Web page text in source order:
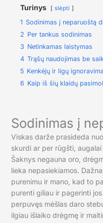
Turinys slėpti
1 Sodinimas į neparuoštą
2 Per tankus sodinimas
3 Netinkamas laistymas
4 Trąšų naudojimas be
5 Kenkėjų ir ligų
6 Kaip iš šių klaidų
Sodinimas į
Viskas darže prasideda
skurdi ar per rūgšti,
Šaknys negauna oro,
lieka nepasiekiamos.
purenimu ir mano, kad to
purenti giliau ir pagerinti
perpuvęs mėšlas daro
ilgiau išlaiko drėgmę ir